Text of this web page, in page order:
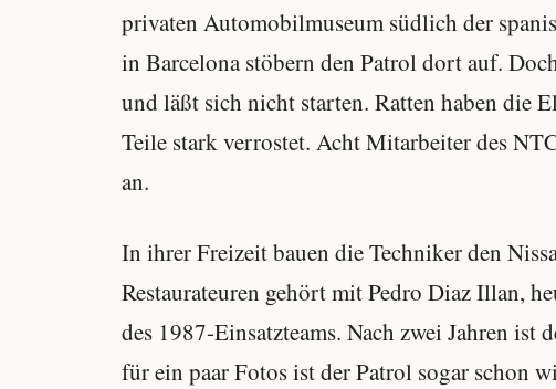
privaten Automobilmuseum südlich der
in Barcelona stöbern den Patrol dort auf.
und läßt sich nicht starten. Ratten haben die
Teile stark verrostet. Acht Mitarbeiter des
an.
In ihrer Freizeit bauen die Techniker den
Restaurateuren gehört mit Pedro Diaz Illan,
des 1987-Einsatzteams. Nach zwei Jahren ist
für ein paar Fotos ist der Patrol sogar schon